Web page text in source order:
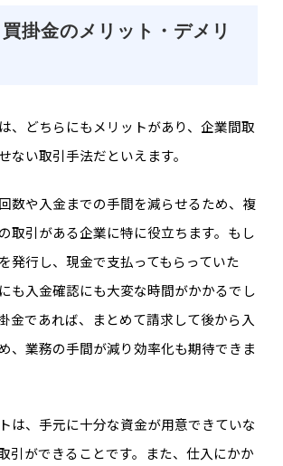
掛金のメリット・デメリ
、どちらにもメリットがあり、企業間取
ない取引手法だといえます。
数や入金までの手間を減らせるため、複
取引がある企業に特に役立ちます。もし
発行し、現金で支払ってもらっていた
も入金確認にも大変な時間がかかるでし
金であれば、まとめて請求して後から入
、業務の手間が減り効率化も期待できま
は、手元に十分な資金が用意できていな
引ができることです。また、仕入にかか